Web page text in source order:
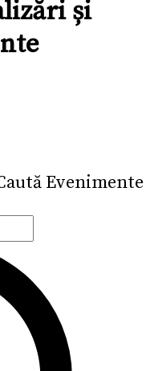
și
Evenimente